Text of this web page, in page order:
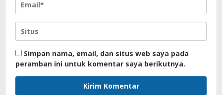
Simpan nama, email, dan situs web saya pada
peramban ini untuk komentar saya berikutnya.